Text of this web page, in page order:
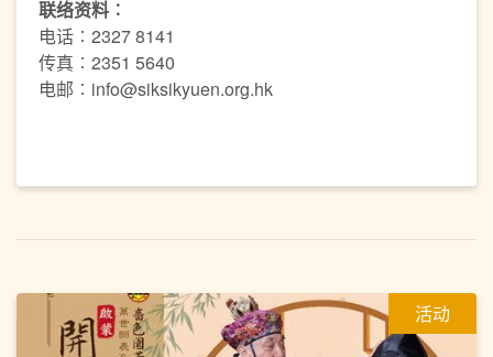
联络资料︰
电话︰2327 8141
传真︰2351 5640
电邮︰info@siksikyuen.org.hk
活动